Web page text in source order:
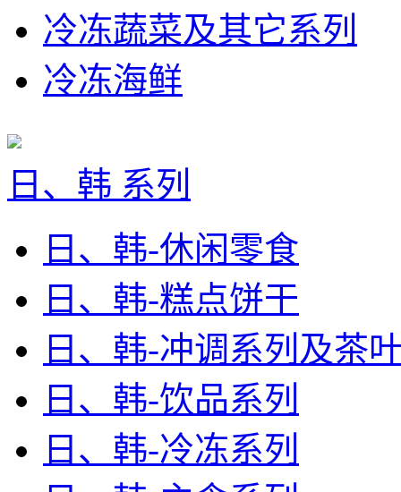
冷冻蔬菜及其它系列
冷冻海鲜
日、韩 系列
日、韩-休闲零食
日、韩-糕点饼干
日、韩-冲调系列及茶
日、韩-饮品系列
日、韩-冷冻系列